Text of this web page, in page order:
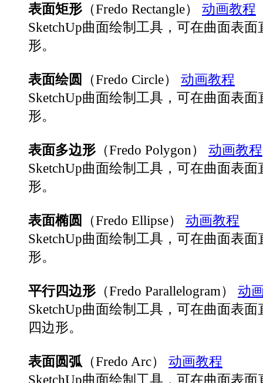
表面矩形 （Fredo Rectangle）
动画教程
SketchUp曲面绘制工具，可在曲面表面
形。
表面绘圆 （Fredo Circle）
动画教程
SketchUp曲面绘制工具，可在曲面表面
形。
表面多边形 （Fredo Polygon）
动画教程
SketchUp曲面绘制工具，可在曲面表
形。
表面椭圆 （Fredo Ellipse）
动画教程
SketchUp曲面绘制工具，可在曲面表
形。
平行四边形 （Fredo Parallelogram）
动
SketchUp曲面绘制工具，可在曲面表
四边形。
表面圆弧 （Fredo Arc）
动画教程
SketchUp曲面绘制工具，可在曲面表面